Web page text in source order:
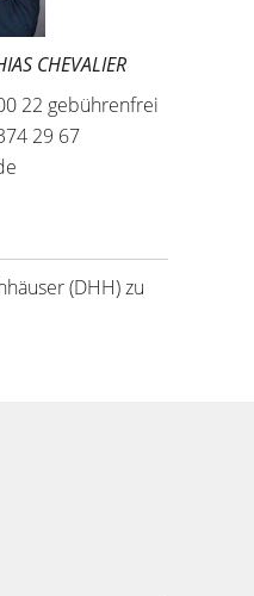
CHEVALIER
22 gebührenfrei
29 67
(DHH) zu